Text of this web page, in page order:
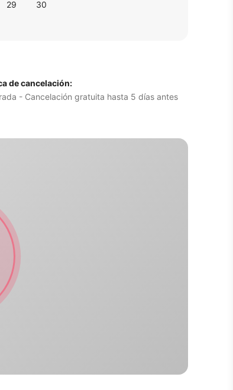
29 30
de cancelación:
- Cancelación gratuita hasta 5 días antes